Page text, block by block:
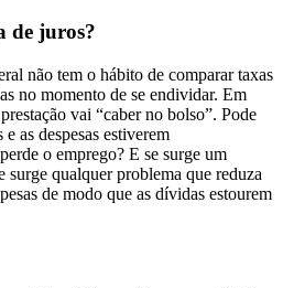
de juros?
não tem o hábito de comparar taxas
no momento de se endividar. Em
vai “caber no bolso”. Pode
as despesas estiverem
o emprego? E se surge um
qualquer problema que reduza
de modo que as dívidas estourem